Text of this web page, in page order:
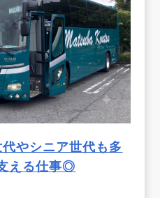
やシニア世代も多
える仕事◎